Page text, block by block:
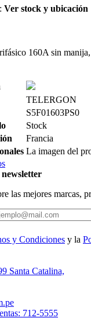
Ver stock y ubicación
160A sin
TELERGON
S5F01603PS0
Stock
Francia
La imagen del
las mejores marcas,
y Condiciones y la
Santa Catalina,
712-5555